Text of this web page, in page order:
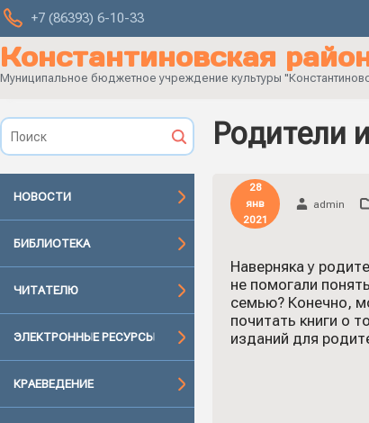
+7 (86393) 6-10-33
Константиновская
Муниципальное бюджетное учреждение культуры
НОВОСТИ
БИБЛИОТЕКА
ЧИТАТЕЛЮ
ЭЛЕКТРОННЫЕ РЕСУРСЫ
КРАЕВЕДЕНИЕ
Родители
28
янв
2021
admin
Наверняка у
не помогали
семью? Конечно,
почитать книги о
изданий для